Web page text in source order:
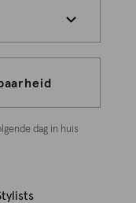
dag in huis